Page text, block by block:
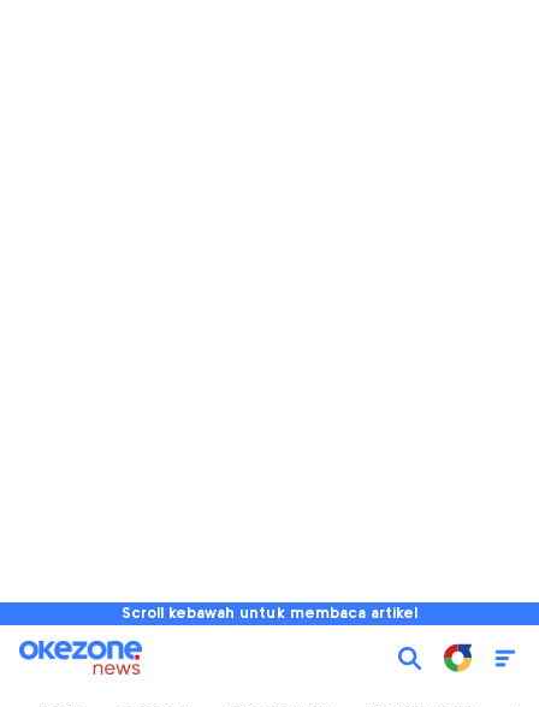
Scroll kebawah untuk membaca artikel